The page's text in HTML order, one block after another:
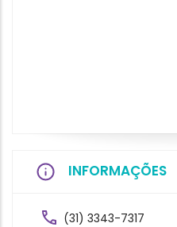
INFORMAÇÕES
(31) 3343-7317